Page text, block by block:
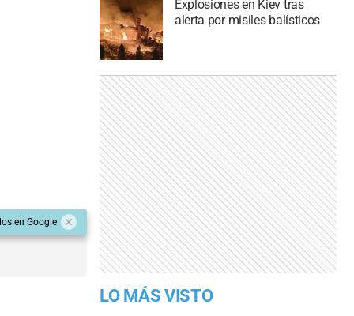
en Google
Explosiones en Kiev tras
alerta por misiles balísticos
LO MÁS VISTO